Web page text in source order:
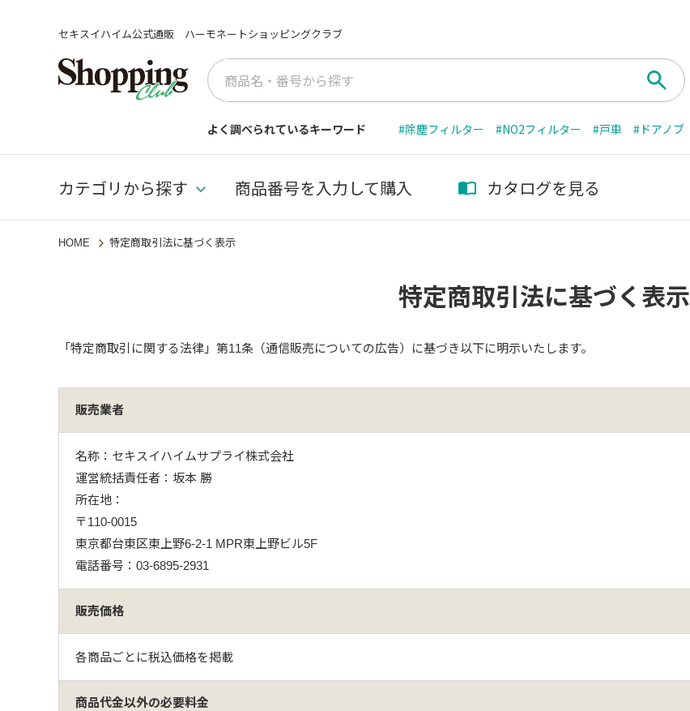
セキスイハイム公式通販 ハーモネートショッピングクラブ
よく調べられているキーワード #除塵フィルター #NO2フィルター #戸車 #ドアノブ
カテゴリから探す 商品番号を入力して購入 カタログを見る
HOME 特定商取引法に基づく表示
特定商取引法に基づく表示
「特定商取引に関する法律」第11条（通信販売についての広告）に基づき以下に明示いたします。
販売業者
名称：セキスイハイムサプライ株式会社
運営統括責任者：坂本 勝
所在地：
〒110-0015
東京都台東区東上野6-2-1 MPR東上野ビル5F
電話番号：03-6895-2931
販売価格
各商品ごとに税込価格を掲載
商品代金以外の必要料金